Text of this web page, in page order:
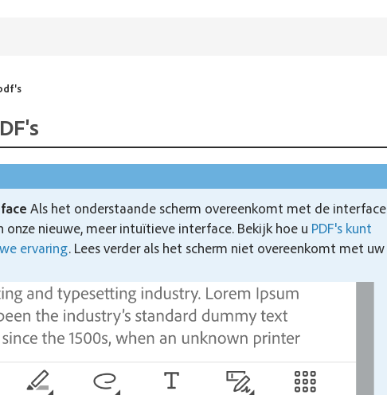
Als het onderstaande scherm overeenkomt met de interface
onze nieuwe, meer intuïtieve interface. Bekijk hoe u PDF's kunt
ervaring. Lees verder als het scherm niet overeenkomt met uw